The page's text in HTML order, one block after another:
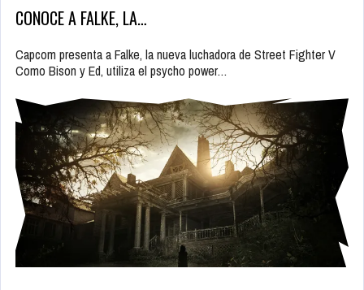
CONOCE A FALKE, LA…
Capcom presenta a Falke, la nueva luchadora de Street Fighter V
Como Bison y Ed, utiliza el psycho power…